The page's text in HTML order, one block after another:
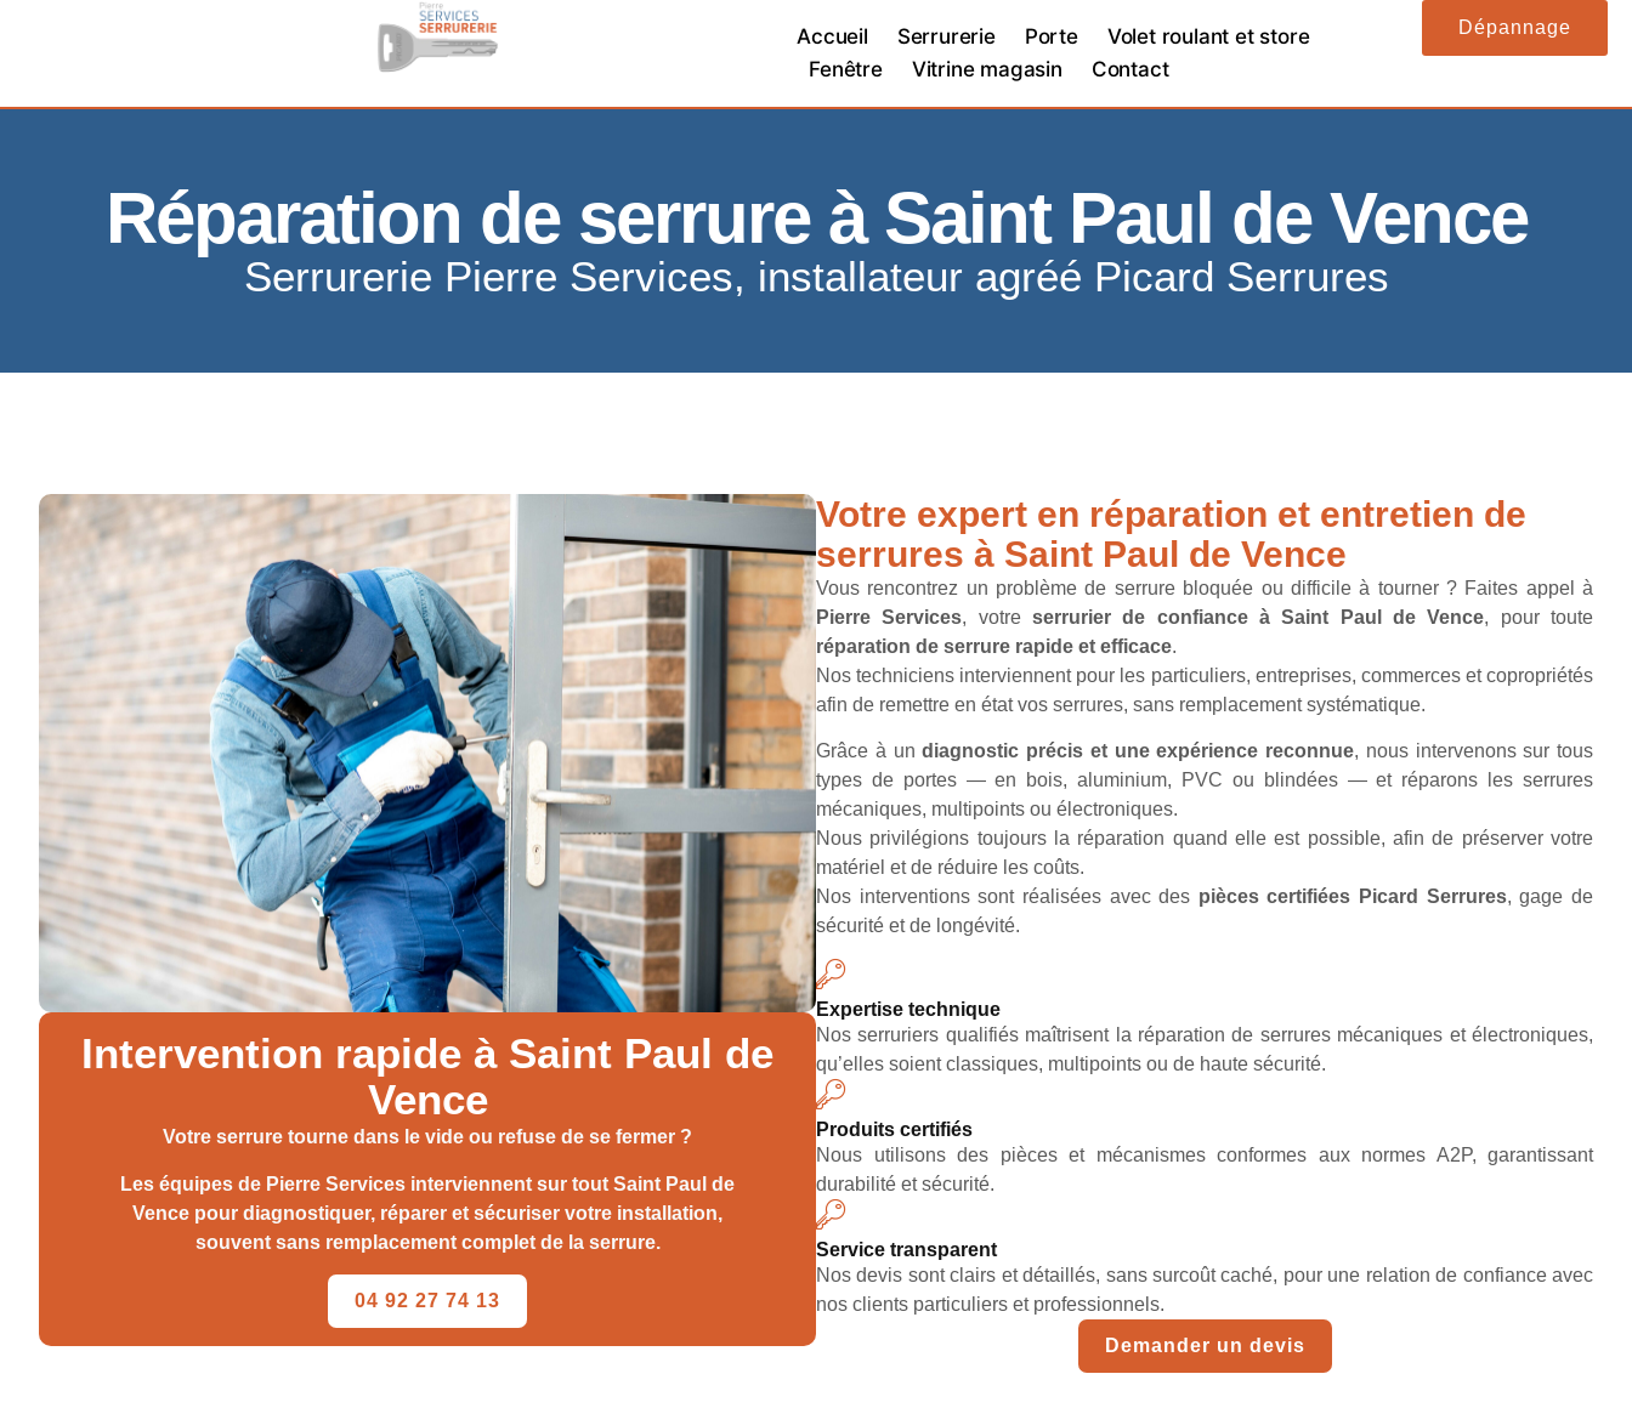
Accueil Serrurerie Porte
Volet roulant et store
Fenêtre
Vitrine magasin Contact
Dépannage
Réparation de serrure à Saint Paul de Vence
Serrurerie Pierre Services, installateur agréé Picard Serrures
Intervention rapide à Saint Paul de
Vence
Votre serrure tourne dans le vide ou refuse de se fermer ?
Les équipes de Pierre Services interviennent sur tout Saint Paul de
Vence pour diagnostiquer, réparer et sécuriser votre installation,
souvent sans remplacement complet de la serrure.
04 92 27 74 13
Votre expert en réparation et entretien de
serrures à Saint Paul de Vence
Vous rencontrez un problème de serrure bloquée ou difficile à tourner ? Faites appel à
Pierre Services, votreserrurier de confiance à Saint Paul de Vence, pour toute
réparation de serrure rapide et efficace.
Nos techniciens interviennent pour les particuliers, entreprises, commerces et copropriétés
afin de remettre en état vos serrures, sans remplacement systématique.
Grâce à undiagnostic précis et une expérience reconnue, nous intervenons sur tous
types de portes — en bois, aluminium, PVC ou blindées — et réparons les serrures
mécaniques, multipoints ou électroniques.
Nous privilégions toujours la réparation quand elle est possible, afin de préserver votre
matériel et de réduire les coûts.
Nos interventions sont réalisées avec des pièces certifiées Picard Serrures, gage de
sécurité et de longévité.
Expertise technique
Nos serruriers qualifiés maîtrisent la réparation de serrures mécaniques et électroniques,
qu’elles soient classiques, multipoints ou de haute sécurité.
Produits certifiés
Nous utilisons des pièces et mécanismes conformes aux normes A2P, garantissant
durabilité et sécurité.
Service transparent
Nos devis sont clairs et détaillés, sans surcoût caché, pour une relation de confiance avec
nos clients particuliers et professionnels.
Demander un devis